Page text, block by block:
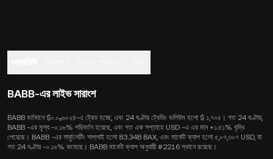
BABB-এর লাইভ সারাংশ
BABB বর্তমানে $০.০₅৬০২৪-এ ট্রেড হচ্ছে, এবং 24 ঘণ্টার ট্রেডিং ভলিউম হলো $ ১,৭০৫। গত 24 ঘণ্টায়,
BABB -এর মূল্য -০.১৬% পরিবর্তন হয়েছে, এবং গত এক সপ্তাহে USD -এ এর মান +১.৫১% বৃদ্ধি
পেয়েছে। BABB -এর সার্কুলেটিং সাপ্লাই হলো 83.34B BAX, এবং মার্কেট ক্যাপ হলো ৫,০৭,৩০৭ USD, যা
গত 24 ঘণ্টায় -০.১৬% কমেছে। BABB মার্কেট ক্যাপ অনুযায়ী #2216 স্থানে রয়েছে।